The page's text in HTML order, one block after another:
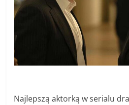
Najlepszą aktorką w serialu